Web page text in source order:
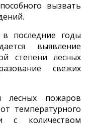
вызвать
последние годы
выявление
степени лесных
свежих
лесных пожаров
температурного
с количеством